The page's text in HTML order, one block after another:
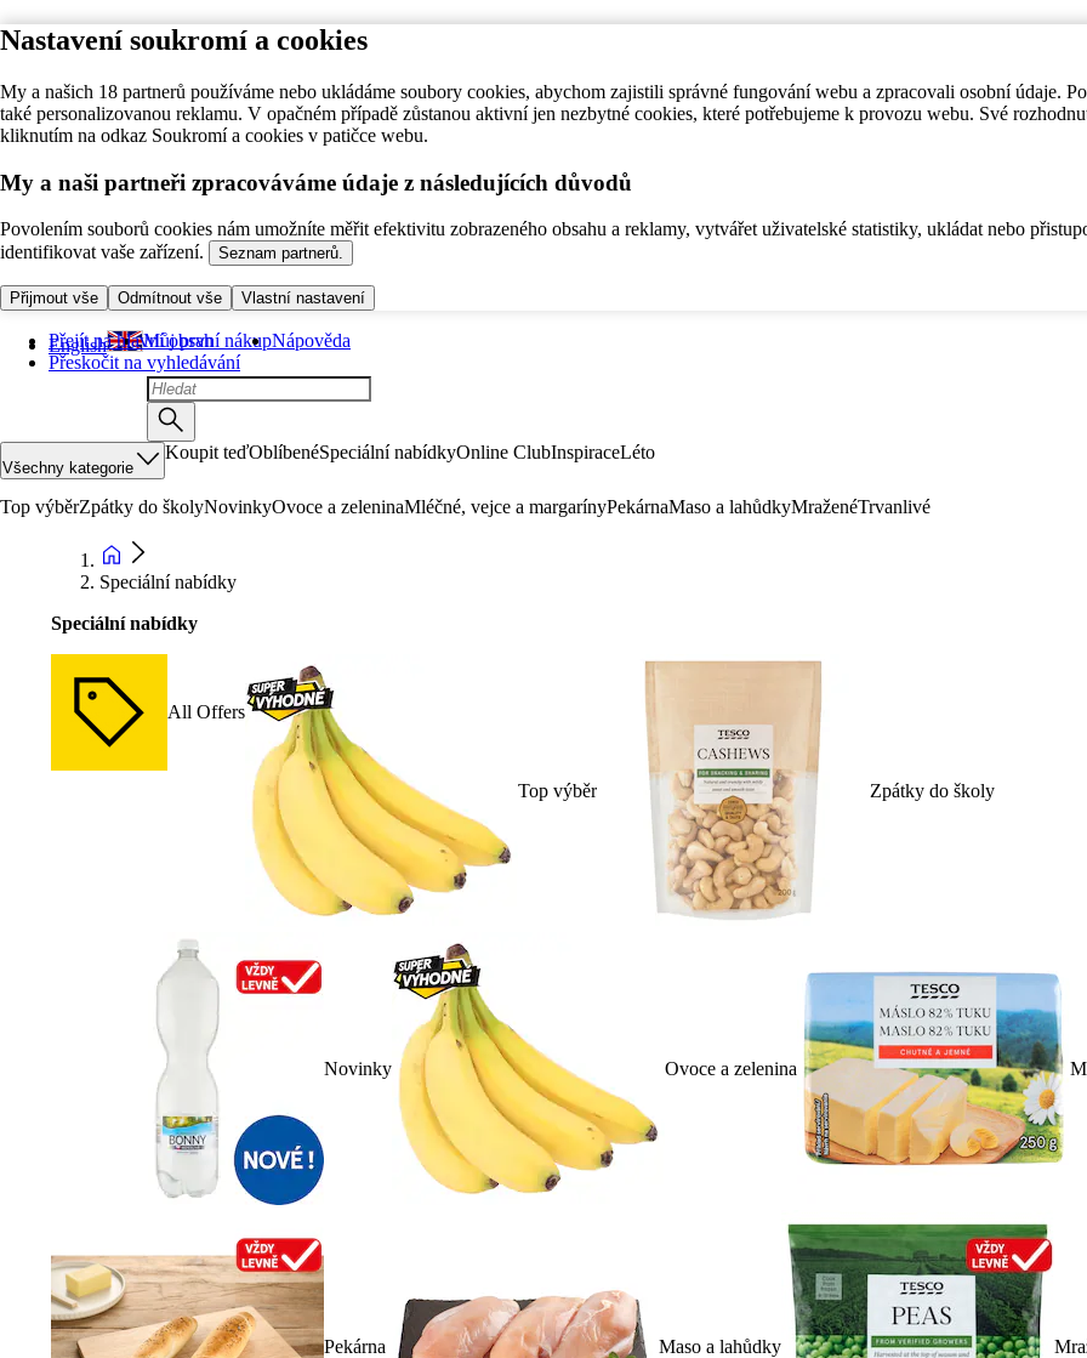
Nastavení soukromí a cookies
My a našich 18 partnerů používáme nebo ukládáme soubory cookies, abychom zajistili správné fungování webu a zpracovali osobní údaje.
také personalizovanou reklamu. V opačném případě zůstanou aktivní jen nezbytné cookies, které potřebujeme k provozu webu. Své
kliknutím na odkaz Soukromí a cookies v patičce webu.
My a naši partneři zpracováváme údaje z následujících důvodů
Povolením souborů cookies nám umožníte měřit efektivitu zobrazeného obsahu a reklamy, vytvářet uživatelské statistiky, ukládat nebo
identifikovat vaše zařízení.
Seznam partnerů.
Přijmout vše Odmítnout vše Vlastní nastavení
Přejít na hlavní obsah
Přeskočit na vyhledávání
English Můj první nákupNápověda
Všechny kategorie
Koupit teďOblíbenéSpeciální nabídkyOnline ClubInspiraceLéto
Top výběrZpátky do školyNovinkyOvoce a zeleninaMléčné, vejce a margarínyPekárnaMaso a lahůdkyMraženéTrvanlivé
Speciální nabídky
Speciální nabídky
All Offers
Top výběr Zpátky do školy
Novinky Ovoce a zelenina
Pekárna Maso a lahůdky